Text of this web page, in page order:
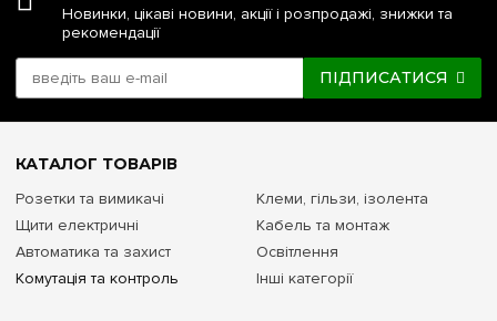
Новинки, цікаві новини, акції і розпродажі, знижки та
рекомендації
ПІДПИСАТИСЯ
КАТАЛОГ ТОВАРІВ
Розетки та вимикачі
Щити електричні
Автоматика та захист
Комутація та контроль
Клеми, гільзи, ізолента
Кабель та монтаж
Освітлення
Інші категорії